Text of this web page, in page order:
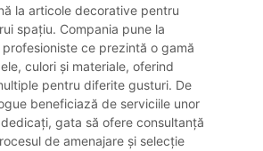
la articole decorative pentru
spațiu. Compania pune la
ce prezintă o gamă
culori și materiale, oferind
pentru diferite gusturi. De
beneficiază de serviciile unor
gata să ofere consultanță
de amenajare și selecție